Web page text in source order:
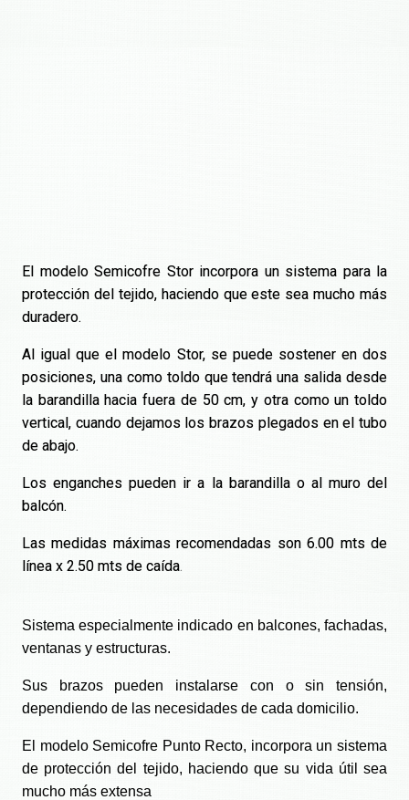
El modelo Semicofre Stor incorpora un sistema para la
protección del tejido, haciendo que este sea mucho más
duradero.
Al igual que el modelo Stor, se puede sostener en dos
posiciones, una como toldo que tendrá una salida desde
la barandilla hacia fuera de 50 cm, y otra como un toldo
vertical, cuando dejamos los brazos plegados en el tubo
de abajo.
Los enganches pueden ir a la barandilla o al muro del
balcón.
Las medidas máximas recomendadas son 6.00 mts de
línea x 2.50 mts de caída.
Sistema especialmente indicado en balcones, fachadas,
ventanas y estructuras.
Sus brazos pueden instalarse con o sin tensión,
dependiendo de las necesidades de cada domicilio.
El modelo Semicofre Punto Recto, incorpora un sistema
de protección del tejido, haciendo que su vida útil sea
mucho más extensa